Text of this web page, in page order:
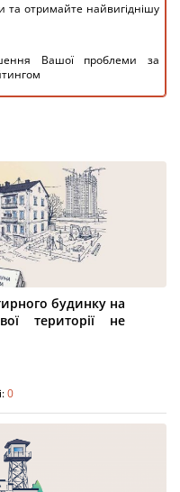
та отримайте найвигіднішу
Вашої проблеми за
будинку на
території не
0